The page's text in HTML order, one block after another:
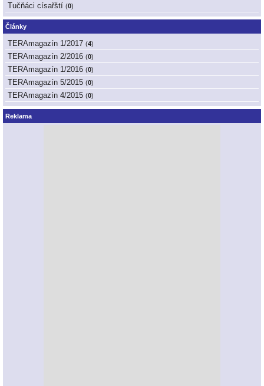
Tučňáci císařští (0)
Články
TERAmagazín 1/2017 (4)
TERAmagazín 2/2016 (0)
TERAmagazín 1/2016 (0)
TERAmagazín 5/2015 (0)
TERAmagazín 4/2015 (0)
Reklama